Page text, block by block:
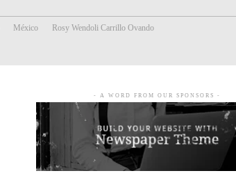
México Rosy Wendoli Carrillo Ovando
- A WORD FROM OUR SPONSORS -